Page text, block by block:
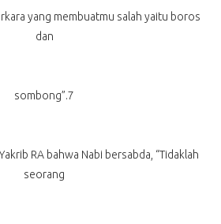
yang membuatmu salah yaitu boros
dan
sombong”.7
RA bahwa Nabi bersabda, “Tidaklah
seorang